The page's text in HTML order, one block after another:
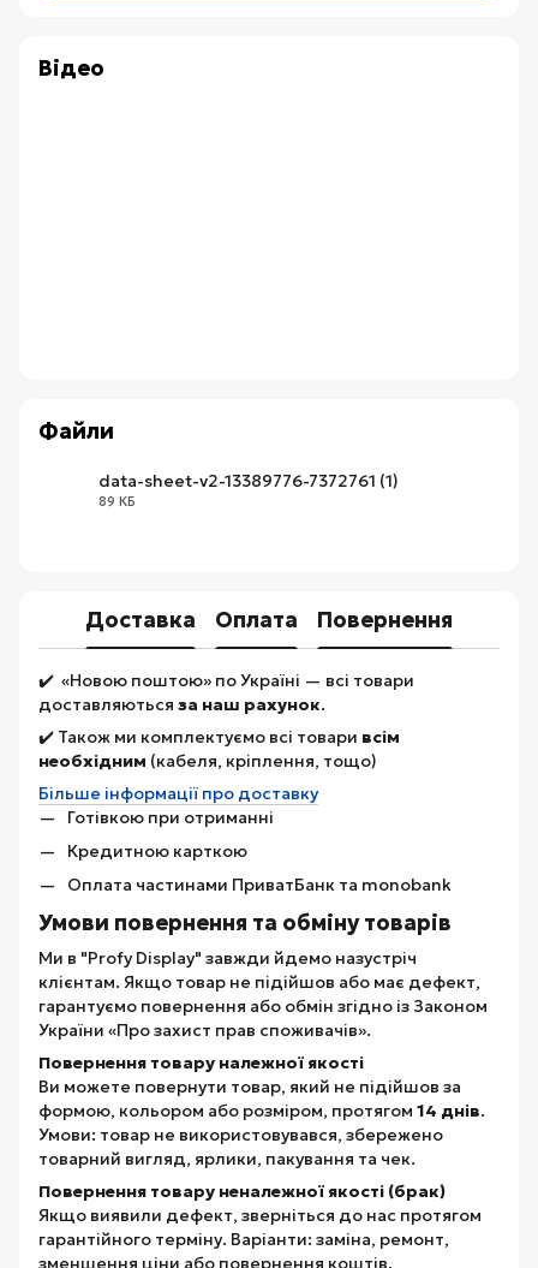
Відео
Файли
data-sheet-v2-13389776-7372761 (1)
89 КБ
Доставка Оплата Повернення
✔️ «Новою поштою» по Україні — всі товари
доставляються за наш рахунок.
✔️ Також ми комплектуємо всі товари всім
необхідним (кабеля, кріплення, тощо)
Більше інформації про доставку
Готівкою при отриманні
Кредитною карткою
Оплата частинами ПриватБанк та monobank
Умови повернення та обміну товарів
Ми в "Profy Display" завжди йдемо назустріч
клієнтам. Якщо товар не підійшов або має дефект,
гарантуємо повернення або обмін згідно із Законом
України «Про захист прав споживачів».
Повернення товару належної якості
Ви можете повернути товар, який не підійшов за
формою, кольором або розміром, протягом 14 днів.
Умови: товар не використовувався, збережено
товарний вигляд, ярлики, пакування та чек.
Повернення товару неналежної якості (брак)
Якщо виявили дефект, зверніться до нас протягом
гарантійного терміну. Варіанти: заміна, ремонт,
зменшення ціни або повернення коштів.